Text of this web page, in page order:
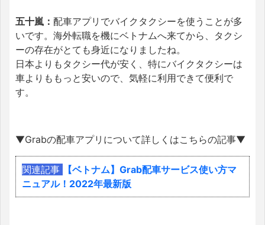
五十嵐： 配車アプリでバイクタクシーを使うことが多
いです。海外転職を機にベトナムへ来てから、タクシ
ーの存在がとても身近になりましたね。
日本よりもタクシー代が安く、特にバイクタクシーは
車よりももっと安いので、気軽に利用できて便利で
す。
▼Grabの配車アプリについて詳しくはこちらの記事▼
関連記事
【ベトナム】Grab配車サービス使い方マ
ニュアル！2022年最新版